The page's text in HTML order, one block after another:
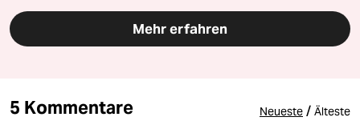
Mehr erfahren
5 Kommentare Neueste / Älteste